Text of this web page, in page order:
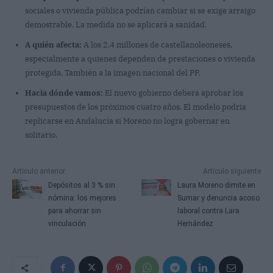
sociales o vivienda pública podrían cambiar si se exige arraigo
demostrable. La medida no se aplicará a sanidad.
A quién afecta: A los 2,4 millones de castellanoleoneses,
especialmente a quienes dependen de prestaciones o vivienda
protegida. También a la imagen nacional del PP.
Hacia dónde vamos: El nuevo gobierno deberá aprobar los
presupuestos de los próximos cuatro años. El modelo podría
replicarse en Andalucía si Moreno no logra gobernar en
solitario.
Artículo anterior
Depósitos al 3 % sin
nómina: los mejores
para ahorrar sin
vinculación
Artículo siguiente
Laura Moreno dimite en
Sumar y denuncia acoso
laboral contra Lara
Hernández